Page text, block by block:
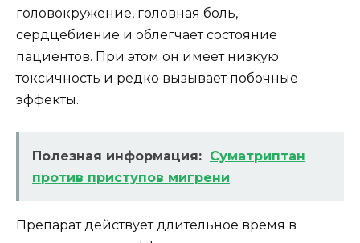
головокружение, головная боль,
сердцебиение и облегчает состояние
пациентов. При этом он имеет низкую
токсичность и редко вызывает побочные
эффекты.
Полезная информация: Суматриптан
против приступов мигрени
Препарат действует длительное время в